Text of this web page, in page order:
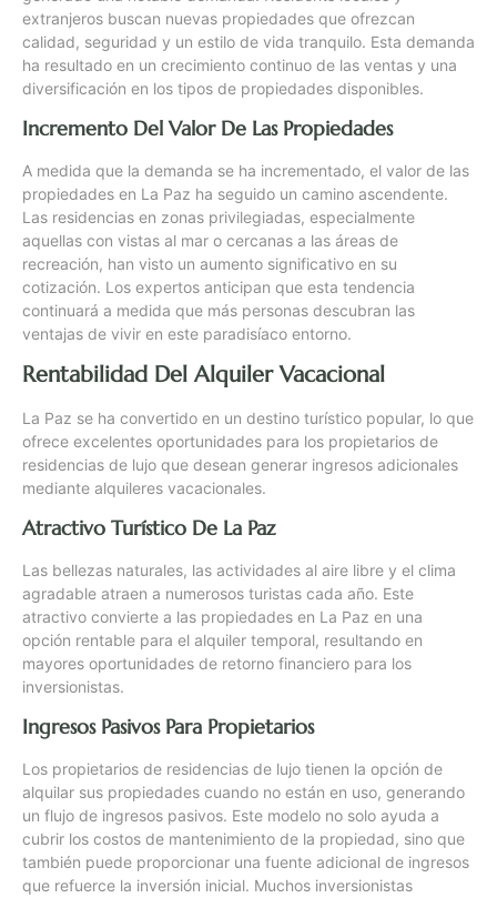
extranjeros buscan nuevas propiedades que ofrezcan
calidad, seguridad y un estilo de vida tranquilo. Esta demanda
ha resultado en un crecimiento continuo de las ventas y una
diversificación en los tipos de propiedades disponibles.
Incremento Del Valor De Las Propiedades
A medida que la demanda se ha incrementado, el valor de las
propiedades en La Paz ha seguido un camino ascendente.
Las residencias en zonas privilegiadas, especialmente
aquellas con vistas al mar o cercanas a las áreas de
recreación, han visto un aumento significativo en su
cotización. Los expertos anticipan que esta tendencia
continuará a medida que más personas descubran las
ventajas de vivir en este paradisíaco entorno.
Rentabilidad Del Alquiler Vacacional
La Paz se ha convertido en un destino turístico popular, lo que
ofrece excelentes oportunidades para los propietarios de
residencias de lujo que desean generar ingresos adicionales
mediante alquileres vacacionales.
Atractivo Turístico De La Paz
Las bellezas naturales, las actividades al aire libre y el clima
agradable atraen a numerosos turistas cada año. Este
atractivo convierte a las propiedades en La Paz en una
opción rentable para el alquiler temporal, resultando en
mayores oportunidades de retorno financiero para los
inversionistas.
Ingresos Pasivos Para Propietarios
Los propietarios de residencias de lujo tienen la opción de
alquilar sus propiedades cuando no están en uso, generando
un flujo de ingresos pasivos. Este modelo no solo ayuda a
cubrir los costos de mantenimiento de la propiedad, sino que
también puede proporcionar una fuente adicional de ingresos
que refuerce la inversión inicial. Muchos inversionistas